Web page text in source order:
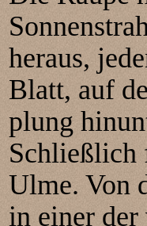
heraus,
Blatt, auf
plung
Schließlich
Ulme. Von
in einer